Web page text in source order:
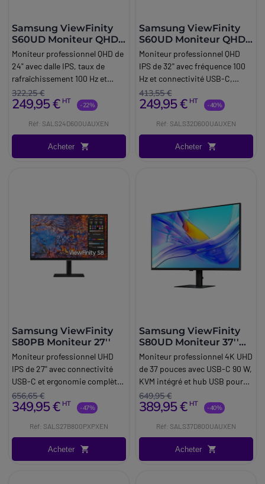
Samsung ViewFinity
S60UD Moniteur QHD
24''
Moniteur professionnel QHD de
24" avec dalle IPS, taux de
rafraîchissement 100 Hz et
connectivité USB-C, conçu
pour la bureautique avancée et
modernes.
322,25 €
249,95 € HT -22%
Réf: SALS24D600UAUXEN
Acheter
Samsung ViewFinity
S60UD Moniteur QHD
32''
Moniteur professionnel QHD
IPS de 32'' avec fréquence 100
Hz et connectivité USB-C,
conçu pour offrir un grand
espace de travail et améliorer la
professionnel.
413,55 €
249,95 € HT -40%
Réf: SALS32D600UAUXEN
Acheter
Samsung ViewFinity
S80PB Moniteur 27''
Moniteur professionnel UHD
IPS de 27'' avec connectivité
USB-C et ergonomie complète,
conçu pour les
environnements de travail
bureau.
656,65 €
349,95 € HT -47%
Réf: SALS27B800PXPXEN
Acheter
Samsung ViewFinity
S80UD Moniteur 37''
4K USB-C
Moniteur professionnel 4K UHD
de 37 pouces avec USB-C 90 W,
KVM intégré et hub USB pour
un poste de travail centralisé et
performant.
649,95 €
389,95 € HT -40%
Réf: SALS37D800UAUXEN
Acheter